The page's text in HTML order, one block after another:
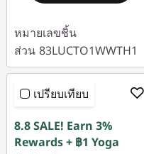
หมายเลขชิ้น
ส่วน 83LUCTO1WWTH1
เปรียบเทียบ
8.8 SALE! Earn 3%
Rewards + ฿1 Yoga